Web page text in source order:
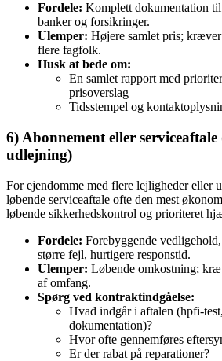
Fordele: Komplett dokumentation
banker og forsikringer.
Ulemper: Højere samlet pris;
flere fagfolk.
Husk at bede om:
En samlet rapport med
prisoverslag
Tidsstempel og
6) Abonnement eller
udlejning)
For ejendomme med flere lejligheder eller
løbende serviceaftale ofte den mest
løbende sikkerhedskontrol og prioriteret
Fordele: Forebyggende
større fejl, hurtigere responstid.
Ulemper: Løbende omkostning;
af omfang.
Spørg ved kontraktindgåelse:
Hvad indgår i aftalen (hpfi-
dokumentation)?
Hvor ofte gennemføres
Er der rabat på reparationer?